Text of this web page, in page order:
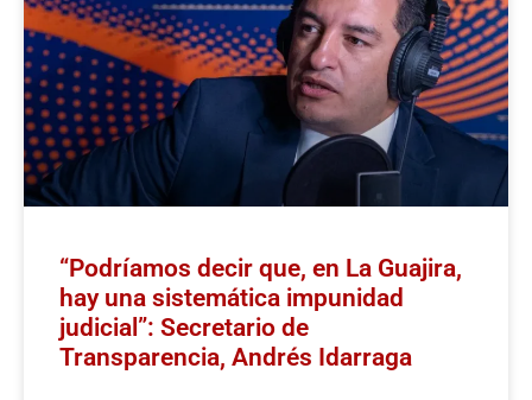
“Podríamos decir que, en La Guajira,
hay una sistemática impunidad
judicial”: Secretario de
Transparencia, Andrés Idarraga